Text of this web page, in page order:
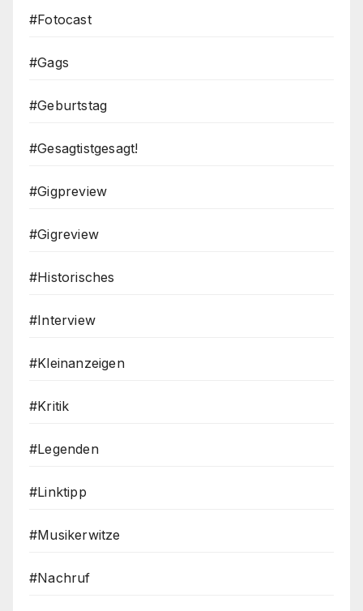
#Fotocast
#Gags
#Geburtstag
#Gesagtistgesagt!
#Gigpreview
#Gigreview
#Historisches
#Interview
#Kleinanzeigen
#Kritik
#Legenden
#Linktipp
#Musikerwitze
#Nachruf